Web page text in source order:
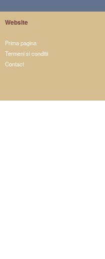
Website
Prima pagina
Termeni si conditii
Contact